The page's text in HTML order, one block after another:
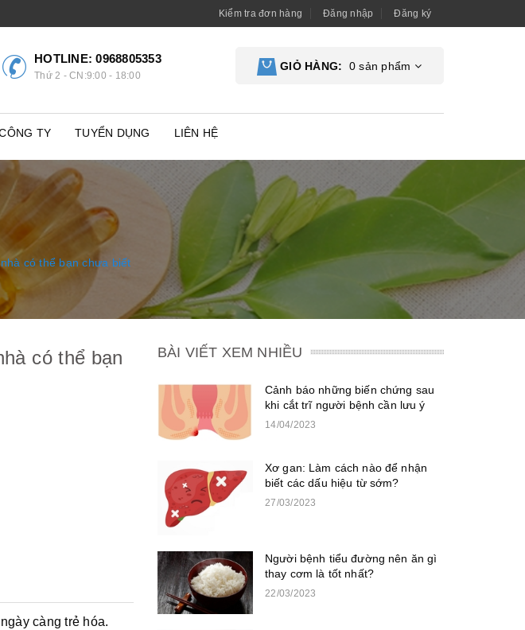
Kiểm tra đơn hàng Đăng nhập Đăng ký
HOTLINE:0968805353
Thứ 2 - CN:9:00 - 18:00
GIỎ HÀNG: 0 sản phẩm
TY TUYỂN DỤNG LIÊN HỆ
có thể bạn chưa biết
có thể bạn
càng trẻ hóa.
BÀI VIẾT XEM NHIỀU
Cảnh báo những biến chứng sau
khi cắt trĩ người bệnh cần lưu ý
14/04/2023
Xơ gan: Làm cách nào để nhận
biết các dấu hiệu từ sớm?
27/03/2023
Người bệnh tiểu đường nên ăn gì
thay cơm là tốt nhất?
22/03/2023